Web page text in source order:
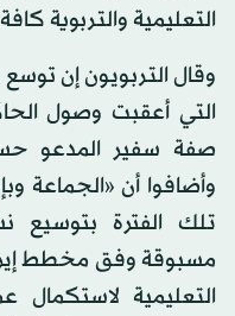
التعليمية والتربوية
وقال التربويون إن توسع
التي أعقبت وصول
صفة سفير المدعو
وأضافوا أن «الجماعة
تلك الفترة بتوسيع
مسبوقة وفق مخطط
التعليمية لاستكمال